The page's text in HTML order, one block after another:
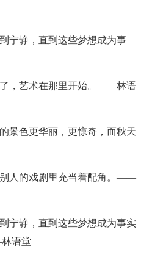
宁静，直到这些梦想成为事
了，艺术在那里开始。——林语
景色更华丽，更惊奇，而秋天
别人的戏剧里充当着配角。——
宁静，直到这些梦想成为事实
语堂